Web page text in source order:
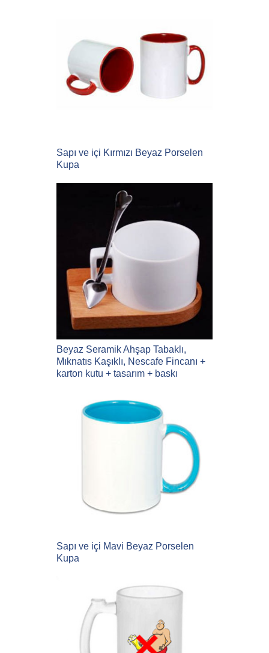
Sapı ve içi Kırmızı Beyaz Porselen
Kupa
Beyaz Seramik Ahşap Tabaklı,
Mıknatıs Kaşıklı, Nescafe Fincanı +
karton kutu + tasarım + baskı
Sapı ve içi Mavi Beyaz Porselen
Kupa